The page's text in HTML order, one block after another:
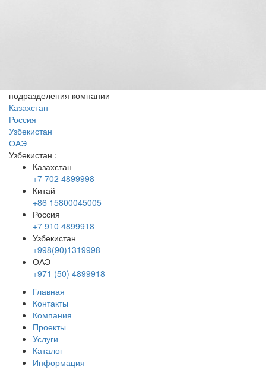
подразделения компании
Казахстан
Россия
Узбекистан
ОАЭ
Узбекистан :
Казахстан
+7 702 4899998
Китай
+86 15800045005
Россия
+7 910 4899918
Узбекистан
+998(90)1319998
ОАЭ
+971 (50) 4899918
Главная
Контакты
Компания
Проекты
Услуги
Каталог
Информация